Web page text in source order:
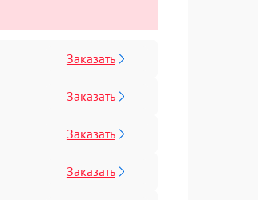
Заказать
Заказать
Заказать
Заказать